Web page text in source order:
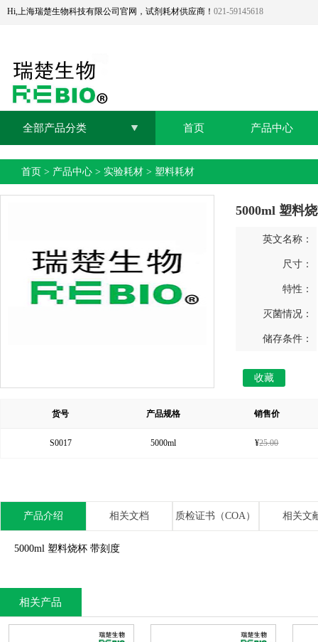
Hi,上海瑞楚生物科技有限公司官网，试剂耗材供应商！ 021-59145618
全部产品分类 首页 产品中心
首页 > 产品中心 > 实验耗材 > 塑料耗材
5000ml 塑料
英文名称：
尺寸：
特性：
灭菌情况：
储存条件：
收藏
货号 产品规格 销售价
S0017 5000ml ¥25.00
产品介绍 相关文档 质检证书（COA） 相关文
5000ml 塑料烧杯 带刻度
相关产品